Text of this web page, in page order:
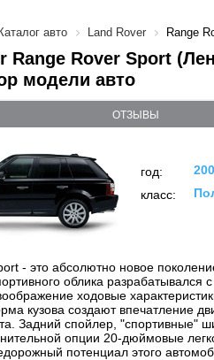
Каталог авто Land Rover Range
Range Rover Sport
модели авто
ОТЗЫВЫ
год:
класс:
- это абсолютно новое
облика
ходовые
кузова создают впечатление
Задний спойлер, "спортивные"
опции 20-дюймовые
потенциал этого